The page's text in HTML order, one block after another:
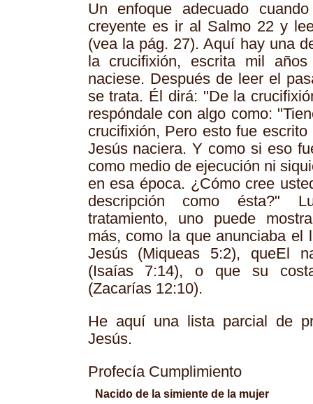
Un enfoque adecuado
creyente es ir al Salmo 22 y
(vea la pág. 27). Aquí hay una
la crucifixión, escrita mil
naciese. Después de leer el
se trata. Él dirá: "De la
respóndale con algo como:
crucifixión, Pero esto fue
Jesús naciera. Y como si eso
como medio de ejecución ni
en esa época. ¿Cómo cree
descripción como ésta?"
tratamiento, uno puede
más, como la que anunciaba el
Jesús (Miqueas 5:2), queEl
(Isaías 7:14), o que su
(Zacarías 12:10).
He aquí una lista parcial de
Jesús.
Profecía Cumplimiento
Nacido de la simiente de la mujer